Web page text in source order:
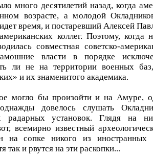
много десятилетий назад, когда
возрасте, а молодой
время, и постаревший Алексей
коллег. Поэтому, когда
совместная советско-
власти в порядке
ли не на территории военных
и их знаменитого академика.
могло бы произойти и на Амуре,
довелось слушать
радарных установок. Глядя на
всемирно известный
на сопке никого из
так и рвутся на эти раскопки...